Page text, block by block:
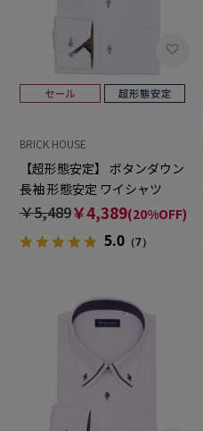
BRICK HOUSE
【超形態安定】 ボタンダウン
長袖 形態安定 ワイシャツ
￥5,489￥4,389(20%OFF)
5.0（7）